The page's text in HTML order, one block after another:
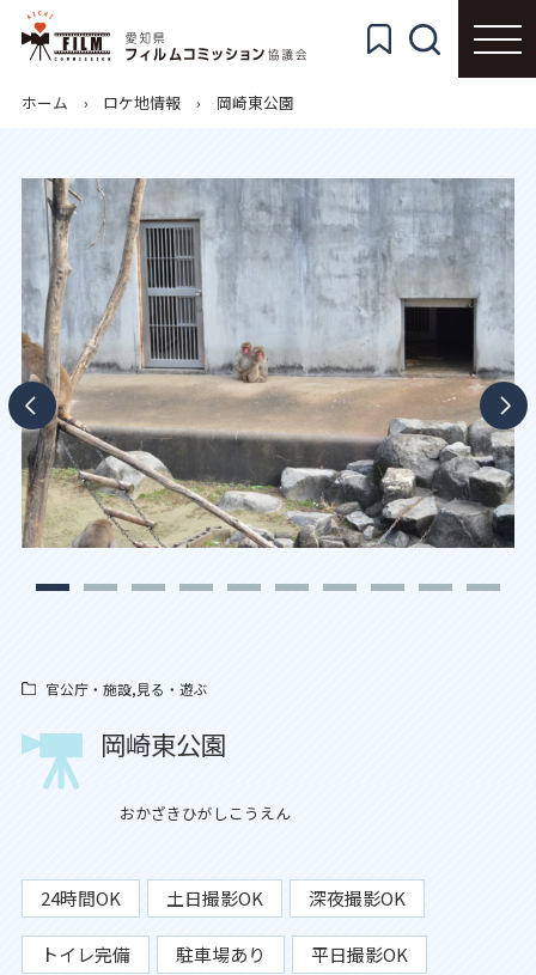
ホーム ロケ地情報 岡崎東公園
官公庁・施設,見る・遊ぶ
岡崎東公園
おかざきひがしこうえん
24時間OK 土日撮影OK 深夜撮影OK
トイレ完備 駐車場あり 平日撮影OK